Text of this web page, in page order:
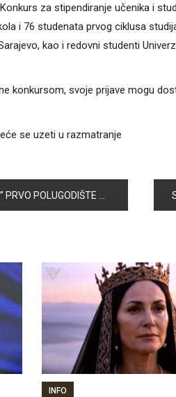
za stipendiranje učenika i
i 76 studenata prvog ciklusa
kao i redovni studenti
konkursom, svoje prijave mogu
se uzeti u razmatranje
USPJEHOM I SREDNJOM OCJENOM 4,21
INFO